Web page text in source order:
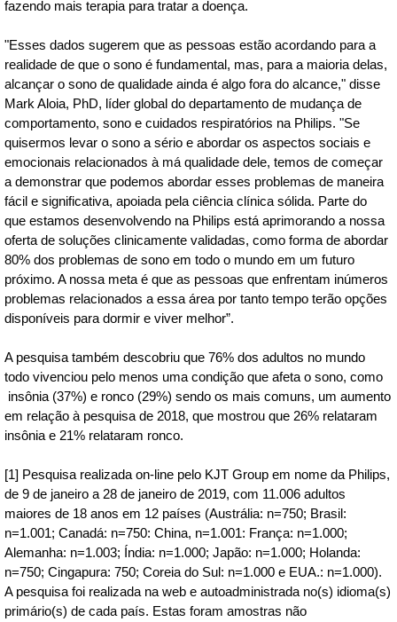
fazendo mais terapia para tratar a doença.
"Esses dados sugerem que as pessoas estão acordando para a
realidade de que o sono é fundamental, mas, para a maioria delas,
alcançar o sono de qualidade ainda é algo fora do alcance," disse
Mark Aloia, PhD, líder global do departamento de mudança de
comportamento, sono e cuidados respiratórios na Philips. "Se
quisermos levar o sono a sério e abordar os aspectos sociais e
emocionais relacionados à má qualidade dele, temos de começar
a demonstrar que podemos abordar esses problemas de maneira
fácil e significativa, apoiada pela ciência clínica sólida. Parte do
que estamos desenvolvendo na Philips está aprimorando a nossa
oferta de soluções clinicamente validadas, como forma de abordar
80% dos problemas de sono em todo o mundo em um futuro
próximo. A nossa meta é que as pessoas que enfrentam inúmeros
problemas relacionados a essa área por tanto tempo terão opções
disponíveis para dormir e viver melhor”.
A pesquisa também descobriu que 76% dos adultos no mundo
todo vivenciou pelo menos uma condição que afeta o sono, como
insônia (37%) e ronco (29%) sendo os mais comuns, um aumento
em relação à pesquisa de 2018, que mostrou que 26% relataram
insônia e 21% relataram ronco.
[1] Pesquisa realizada on-line pelo KJT Group em nome da Philips,
de 9 de janeiro a 28 de janeiro de 2019, com 11.006 adultos
maiores de 18 anos em 12 países (Austrália: n=750; Brasil:
n=1.001; Canadá: n=750: China, n=1.001: França: n=1.000;
Alemanha: n=1.003; Índia: n=1.000; Japão: n=1.000; Holanda:
n=750; Cingapura: 750; Coreia do Sul: n=1.000 e EUA.: n=1.000).
A pesquisa foi realizada na web e autoadministrada no(s) idioma(s)
primário(s) de cada país. Estas foram amostras não